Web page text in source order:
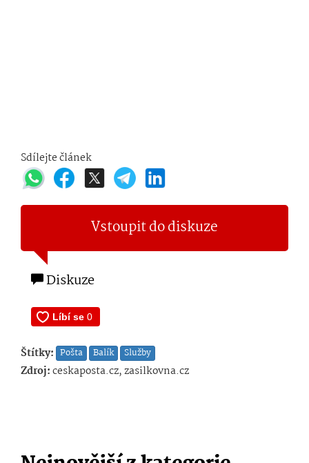
Sdílejte článek
Vstoupit do diskuze
Diskuze
Štítky: Pošta Balík Služby
Zdroj:ceskaposta.cz, zasilkovna.cz